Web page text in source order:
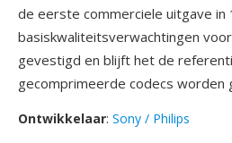
de eerste commerciele uitgave in
basiskwaliteitsverwachtingen
gevestigd en blijft het de
gecomprimeerde codecs worden
Ontwikkelaar: Sony / Philips